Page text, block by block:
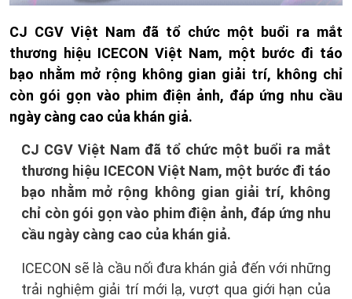
CJ CGV Việt Nam đã tổ chức một buổi ra mắt
thương hiệu ICECON Việt Nam, một bước đi táo
bạo nhằm mở rộng không gian giải trí, không chỉ
còn gói gọn vào phim điện ảnh, đáp ứng nhu cầu
ngày càng cao của khán giả.
CJ CGV Việt Nam đã tổ chức một buổi ra mắt
thương hiệu ICECON Việt Nam, một bước đi táo
bạo nhằm mở rộng không gian giải trí, không
chỉ còn gói gọn vào phim điện ảnh, đáp ứng nhu
cầu ngày càng cao của khán giả.
ICECON sẽ là cầu nối đưa khán giả đến với những
trải nghiệm giải trí mới lạ, vượt qua giới hạn của